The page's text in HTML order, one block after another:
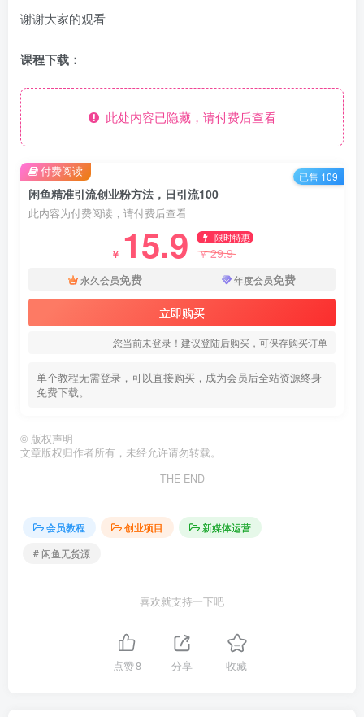
谢谢大家的观看
课程下载：
此处内容已隐藏，请付费后查看
闲鱼精准引流创业粉方法，日引流100
此内容为付费阅读，请付费后查看
￥ 15.9 限时特惠
￥29.9
永久会员免费 年度会员免费
立即购买
您当前未登录！建议登陆后购买，可保存购买订单
单个教程无需登录，可以直接购买，成为会员后全站资源终身
免费下载。
付费阅读 已售 109
© 版权声明
文章版权归作者所有，未经允许请勿转载。
THE END
会员教程 创业项目
新媒体运营
# 闲鱼无货源
喜欢就支持一下吧
点赞8 分享 收藏